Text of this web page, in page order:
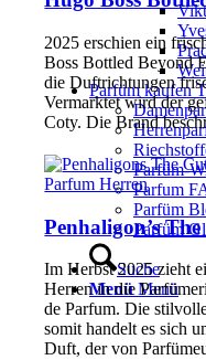
Parfüm kaufen
Parfüm-
Parfum
Parfüm
Parfüm
Suche
Menü Menü
2025 erschien ein
Boss Bottled Beyond
die Duftrichtungen
Vermarktet wird der
Coty. Die Brand
Parfum Herren
Penhaligon’s
Im Herbst 2025 zieht
Herren in die
de Parfum. Die
somit handelt es sich
Duft, der von